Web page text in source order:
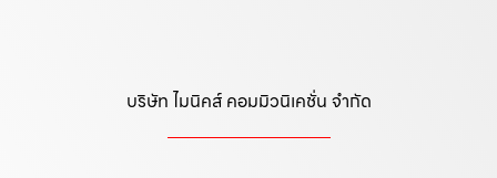
บริษัท ไมนิคส์ คอมมิวนิเคชั่น จำกัด